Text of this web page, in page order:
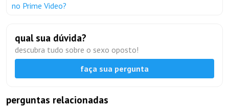
no Prime Video?
qual sua dúvida?
descubra tudo sobre o sexo oposto!
faça sua pergunta
perguntas relacionadas